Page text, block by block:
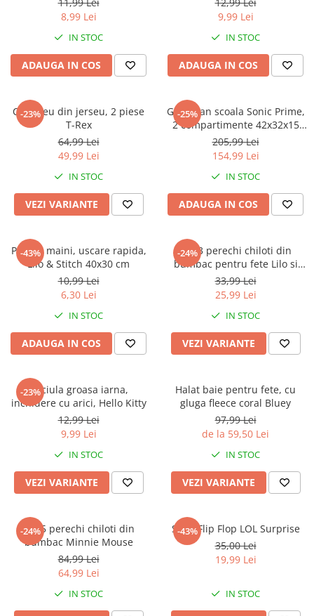
Wonder Woman
The Grinch
FLAMINGO
Incaltaminte fete
Pantofi fete
Pantofi sport fete
Sandale fete
8,99 Lei
IN STOC
ADAUGA IN COS
9,99 Lei
IN STOC
ADAUGA IN COS
-23%
Compleu din jerseu, 2 piese
T-Rex
64,99 Lei
49,99 Lei
IN STOC
VEZI VARIANTE
-25%
Ghiozdan scoala Sonic Prime,
2 compartimente 42x32x15
cm
205,99 Lei
154,99 Lei
IN STOC
ADAUGA IN COS
-43%
Prosop maini, uscare rapida,
Lilo & Stitch 40x30 cm
10,99 Lei
6,30 Lei
IN STOC
ADAUGA IN COS
-24%
Set 3 perechi chiloti din
bumbac pentru fete Lilo si
Stitch
33,99 Lei
25,99 Lei
IN STOC
VEZI VARIANTE
-23%Caciula groasa iarna,
inchidere cu arici, Hello Kitty
12,99 Lei
9,99 Lei
IN STOC
VEZI VARIANTE
Halat baie pentru fete, cu
gluga fleece coral Bluey
97,99 Lei
de la 59,50 Lei
IN STOC
VEZI VARIANTE
-24%
Set 5 perechi chiloti din
bumbac Minnie Mouse
84,99 Lei
64,99 Lei
IN STOC
-43%
Slapi Flip Flop LOL Surprise
35,00 Lei
19,99 Lei
IN STOC